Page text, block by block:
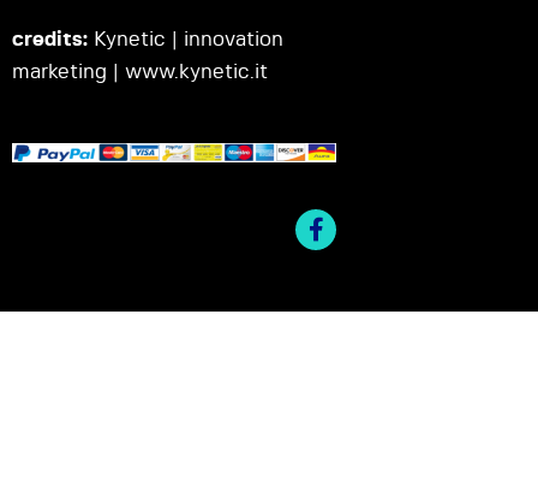
credits: Kynetic | innovation
marketing | www.kynetic.it